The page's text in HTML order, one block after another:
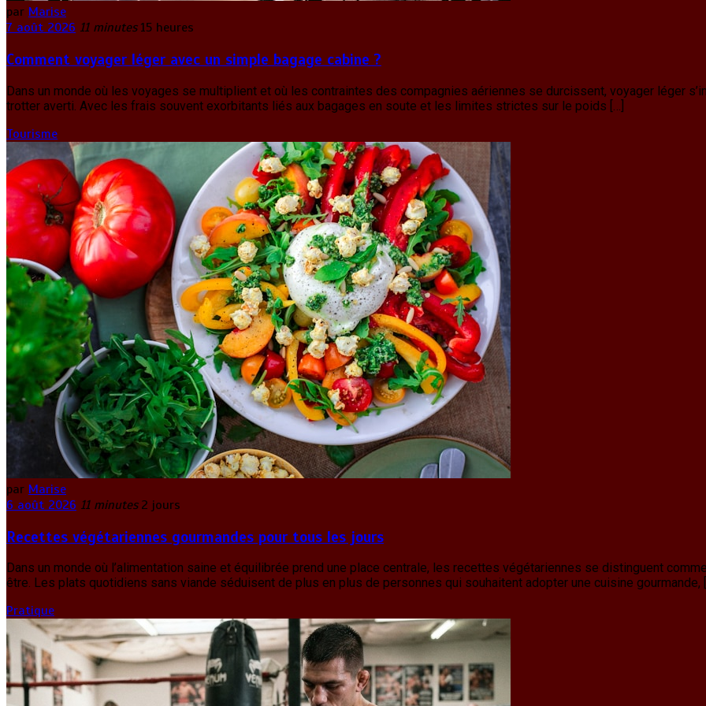
par Marise
7 août 2026 11 minutes 15 heures
Comment voyager léger avec un simple bagage cabine ?
Dans un monde où les voyages se multiplient et où les contraintes des compagnies aériennes se durcissent, voyager léger
trotter averti. Avec les frais souvent exorbitants liés aux bagages en soute et les limites strictes sur le poids […]
Tourisme
par Marise
6 août 2026 11 minutes 2 jours
Recettes végétariennes gourmandes pour tous les jours
Dans un monde où l’alimentation saine et équilibrée prend une place centrale, les recettes végétariennes se distinguent
être. Les plats quotidiens sans viande séduisent de plus en plus de personnes qui souhaitent adopter une cuisine gourmande,
Pratique